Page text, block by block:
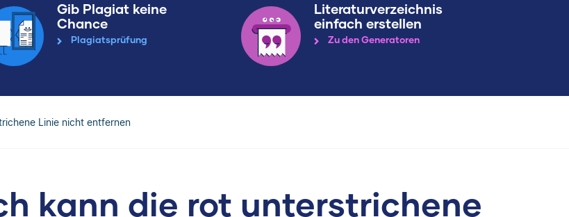
Gib Plagiat keine
Chance
Plagiatsprüfung
Literaturverzeichnis
einfach erstellen
Zu den Generatoren
Linie nicht entfernen
kann die rot unterstrichene